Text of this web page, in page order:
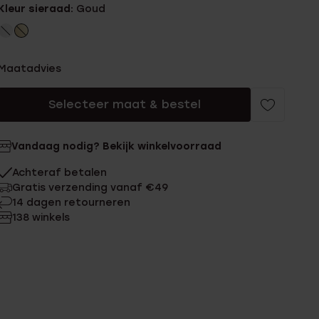
sieraad: Goud
Selecteer maat & bestel
Vandaag nodig? Bekijk winkelvoorraad
Achteraf betalen
Gratis verzending vanaf €49
14 dagen retourneren
138 winkels